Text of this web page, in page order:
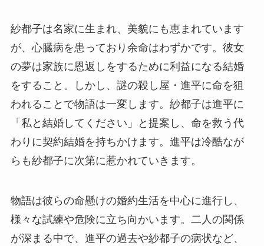
紗都子は名家に生まれ、美貌にも恵まれています
が、心臓病を患っており余命はわずかです。彼女
の夢は家族に恩返しをするために利益になる結婚
をすること。しかし、謎の殺し屋・進平に命を狙
われることで物語は一変します。紗都子は進平に
「私と結婚してください」と提案し、命を救う代
わりに契約結婚を持ちかけます。進平は冷酷なが
らも紗都子に次第に惹かれていきます。
物語は彼らの命懸けの婚約生活を中心に進行し、
様々な試練や危険に立ち向かいます。二人の関係
が深まる中で、進平の過去や紗都子の病状など、